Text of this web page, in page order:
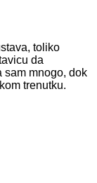
toliko
da
sam mnogo, dok
trenutku.